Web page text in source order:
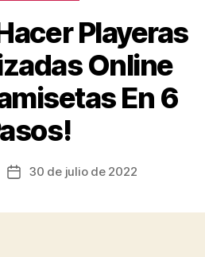
Playeras
Online
En 6
Fecha30 de julio de 2022